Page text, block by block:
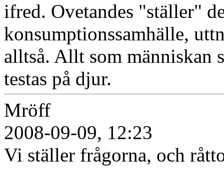
ifred. Ovetandes "ställer"
konsumptionssamhälle,
alltså. Allt som människan
testas på djur.
Mröff
2008-09-09, 12:23
Vi ställer frågorna, och